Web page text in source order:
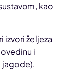
kao
izvori željeza
i
jagode),